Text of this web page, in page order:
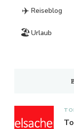
✈️ Reiseblog
🏖️Urlaub